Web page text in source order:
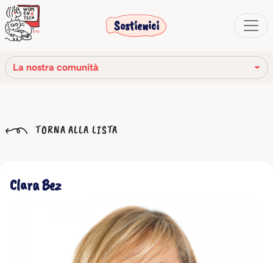
Sostienici
La nostra comunità
La nostra storia
Il nostro network
La nostra comunità
TORNA ALLA LISTA
Clara Bez